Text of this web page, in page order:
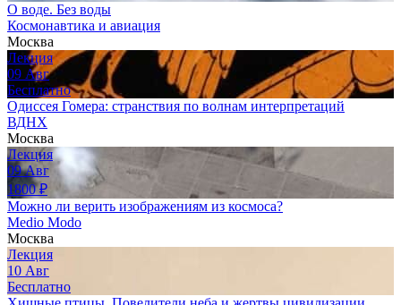
О воде. Без воды
Космонавтика и авиация
Москва
Лекция
09 Авг
Бесплатно
Одиссея Гомера: странствия по волнам интерпретаций
ВДНХ
Москва
Лекция
09 Авг
1800₽
Можно ли верить изображениям из космоса?
Medio Modo
Москва
Лекция
10 Авг
Бесплатно